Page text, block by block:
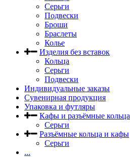
Серьги
Подвески
Броши
Браслеты
Колье
Изделия без вставок
Кольца
Серьги
Подвески
Индивидуальные заказы
Сувенирная продукция
Упаковка и футляры
Кафы и разъёмные кольца
Серьги
Разъёмные кольца и кафы
Серьги
...